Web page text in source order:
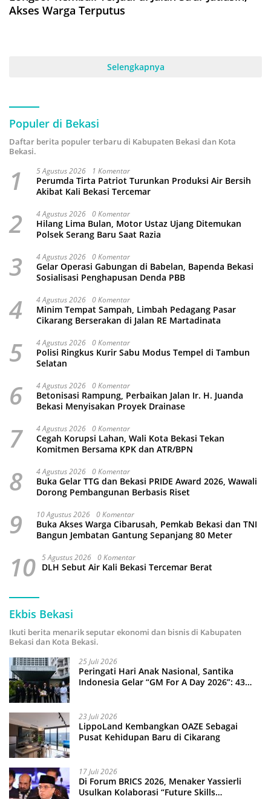
Akses Warga Terputus
Selengkapnya
Populer di Bekasi
Daftar berita populer terbaru di Kabupaten Bekasi dan Kota
Bekasi.
1 5 Agustus 2026 1 Komentar
Perumda Tirta Patriot Turunkan Produksi Air Bersih
Akibat Kali Bekasi Tercemar
2 4 Agustus 2026 0 Komentar
Hilang Lima Bulan, Motor Ustaz Ujang Ditemukan
Polsek Serang Baru Saat Razia
3 4 Agustus 2026 0 Komentar
Gelar Operasi Gabungan di Babelan, Bapenda Bekasi
Sosialisasi Penghapusan Denda PBB
4 4 Agustus 2026 0 Komentar
Minim Tempat Sampah, Limbah Pedagang Pasar
Cikarang Berserakan di Jalan RE Martadinata
5 4 Agustus 2026 0 Komentar
Polisi Ringkus Kurir Sabu Modus Tempel di Tambun
Selatan
6 4 Agustus 2026 0 Komentar
Betonisasi Rampung, Perbaikan Jalan Ir. H. Juanda
Bekasi Menyisakan Proyek Drainase
7 4 Agustus 2026 0 Komentar
Cegah Korupsi Lahan, Wali Kota Bekasi Tekan
Komitmen Bersama KPK dan ATR/BPN
8 4 Agustus 2026 0 Komentar
Buka Gelar TTG dan Bekasi PRIDE Award 2026, Wawali
Dorong Pembangunan Berbasis Riset
9 10 Agustus 2026 0 Komentar
Buka Akses Warga Cibarusah, Pemkab Bekasi dan TNI
Bangun Jembatan Gantung Sepanjang 80 Meter
10 5 Agustus 2026 0 Komentar
DLH Sebut Air Kali Bekasi Tercemar Berat
Ekbis Bekasi
Ikuti berita menarik seputar ekonomi dan bisnis di Kabupaten
Bekasi dan Kota Bekasi.
25 Juli 2026
Peringati Hari Anak Nasional, Santika
Indonesia Gelar “GM For A Day 2026”: 43
23 Juli 2026
LippoLand Kembangkan OAZE Sebagai
Pusat Kehidupan Baru di Cikarang
17 Juli 2026
Di Forum BRICS 2026, Menaker Yassierli
Usulkan Kolaborasi “Future Skills